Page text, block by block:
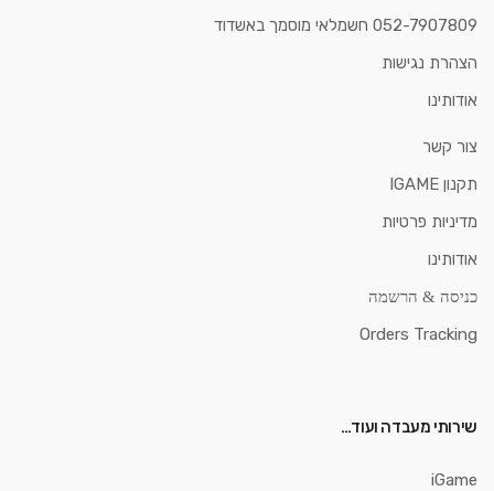
052-7907809 חשמלאי מוסמך באשדוד
הצהרת נגישות
אודותינו
צור קשר
תקנון IGAME
מדיניות פרטיות
אודותינו
כניסה & הרשמה
Orders Tracking
שירותי מעבדה ועוד…
iGame